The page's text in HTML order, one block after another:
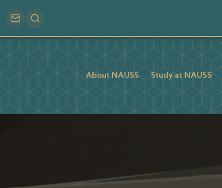
About NAUSS Study at NAUSS